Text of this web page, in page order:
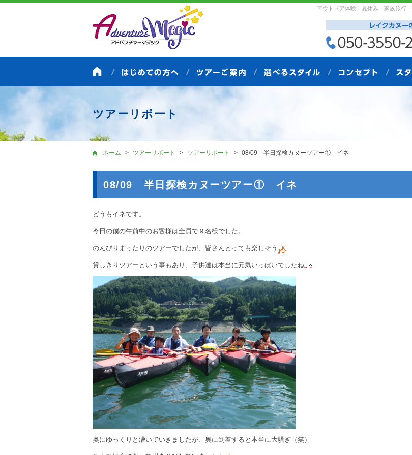
アウトドア体験 夏休み 家族旅行
ツアーリポート
ホーム ツアーリポート ツアーリポート 08/09 半日探検カヌーツアー① イネ
08/09 半日探検カヌーツアー① イネ
どうもイネです。
今日の僕の午前中のお客様は全員で９名様でした。
のんびりまったりのツアーでしたが、皆さんとっても楽しそう
貸しきりツアーという事もあり、子供達は本当に元気いっぱいでしたね
奥にゆっくりと漕いでいきましたが、奥に到着すると本当に大騒ぎ（笑）